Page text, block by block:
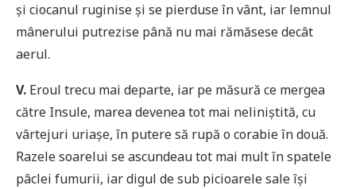
și ciocanul ruginise și se pierduse în vânt, iar lemnul
mânerului putrezise până nu mai rămăsese decât
aerul.
V. Eroul trecu mai departe, iar pe măsură ce mergea
către Insule, marea devenea tot mai neliniștită, cu
vârtejuri uriașe, în putere să rupă o corabie în două.
Razele soarelui se ascundeau tot mai mult în spatele
pâclei fumurii, iar digul de sub picioarele sale își